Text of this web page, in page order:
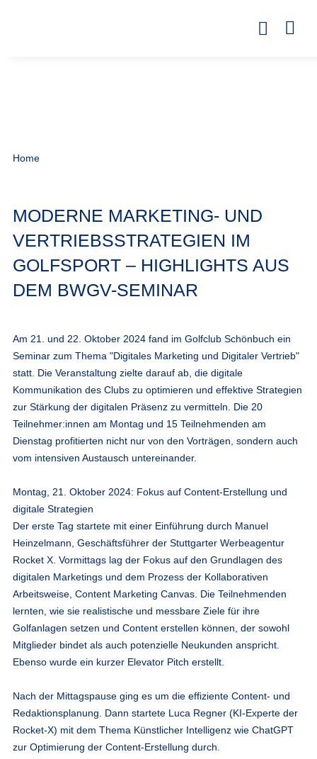
Home
MODERNE MARKETING- UND
VERTRIEBSSTRATEGIEN IM
GOLFSPORT – HIGHLIGHTS AUS
DEM BWGV-SEMINAR
Am 21. und 22. Oktober 2024 fand im Golfclub Schönbuch ein
Seminar zum Thema "Digitales Marketing und Digitaler Vertrieb"
statt. Die Veranstaltung zielte darauf ab, die digitale
Kommunikation des Clubs zu optimieren und effektive Strategien
zur Stärkung der digitalen Präsenz zu vermitteln. Die 20
Teilnehmer:innen am Montag und 15 Teilnehmenden am
Dienstag profitierten nicht nur von den Vorträgen, sondern auch
vom intensiven Austausch untereinander.
Montag, 21. Oktober 2024: Fokus auf Content-Erstellung und
digitale Strategien
Der erste Tag startete mit einer Einführung durch Manuel
Heinzelmann, Geschäftsführer der Stuttgarter Werbeagentur
Rocket X. Vormittags lag der Fokus auf den Grundlagen des
digitalen Marketings und dem Prozess der Kollaborativen
Arbeitsweise, Content Marketing Canvas. Die Teilnehmenden
lernten, wie sie realistische und messbare Ziele für ihre
Golfanlagen setzen und Content erstellen können, der sowohl
Mitglieder bindet als auch potenzielle Neukunden anspricht.
Ebenso wurde ein kurzer Elevator Pitch erstellt.
Nach der Mittagspause ging es um die effiziente Content- und
Redaktionsplanung. Dann startete Luca Regner (KI-Experte der
Rocket-X) mit dem Thema Künstlicher Intelligenz wie ChatGPT
zur Optimierung der Content-Erstellung durch.